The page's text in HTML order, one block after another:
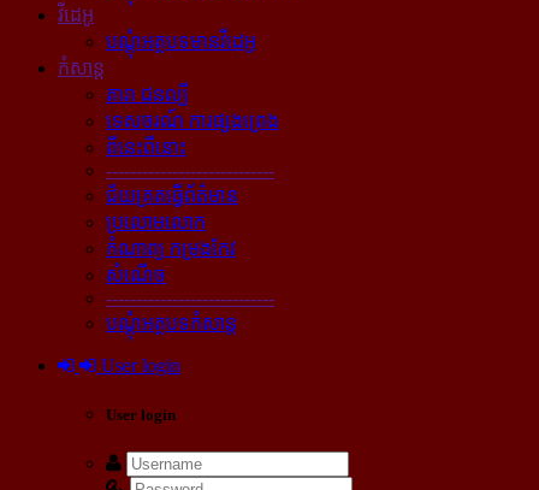
វីដេអូ
បណ្ដុំអត្ថបទមានវីដេអូ
កំសាន្ដ
តារា ជនល្បី
ទេសចរណ៍ ការផ្សងព្រេង
ពីនេះពីនោះ
----------------------------
ជ័យគ្រតធ្វើព័ត៌មាន
ប្រលោមលោក
កំណាព្យ កម្រងកែវ
សំណើច
----------------------------
បណ្ដុំអត្ថបទកំសាន្ដ
User login
User login